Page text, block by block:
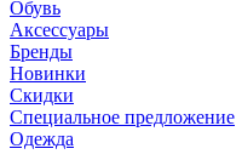
Обувь
Аксессуары
Бренды
Новинки
Скидки
Специальное предложение
Одежда